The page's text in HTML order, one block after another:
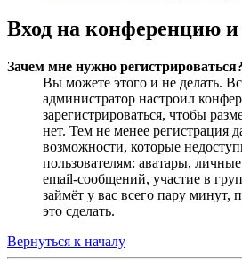
Вход на конференцию и
Зачем мне нужно регистрироваться?
Вы можете этого и не делать.
администратор настроил
зарегистрироваться, чтобы
нет. Тем не менее регистрация
возможности, которые
пользователям: аватары,
email-сообщений, участие в
займёт у вас всего пару минут,
это сделать.
Вернуться к началу